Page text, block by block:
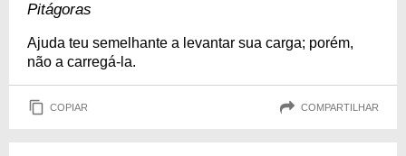
Pitágoras
Ajuda teu semelhante a levantar sua carga; porém,
não a carregá-la.
COPIAR COMPARTILHAR